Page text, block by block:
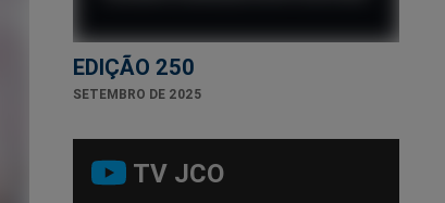
EDIÇÃO 250
SETEMBRO DE 2025
TV JCO